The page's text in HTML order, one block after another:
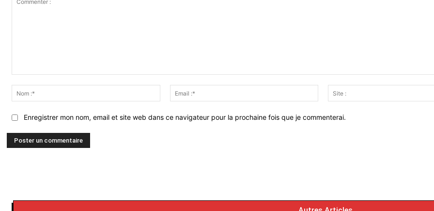
:*
Email
:*
Enregistrer mon nom, email et site web dans ce navigateur pour la prochaine fois que je commenterai.